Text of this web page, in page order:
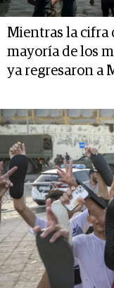
Mientras la cifra
mayoría de los
ya regresaron a